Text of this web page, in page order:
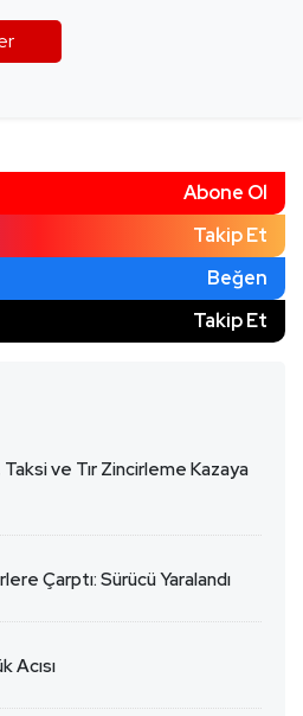
Abone Ol
Takip Et
Beğen
Takip Et
ve Tır Zincirleme Kazaya
Çarptı: Sürücü Yaralandı
Acısı